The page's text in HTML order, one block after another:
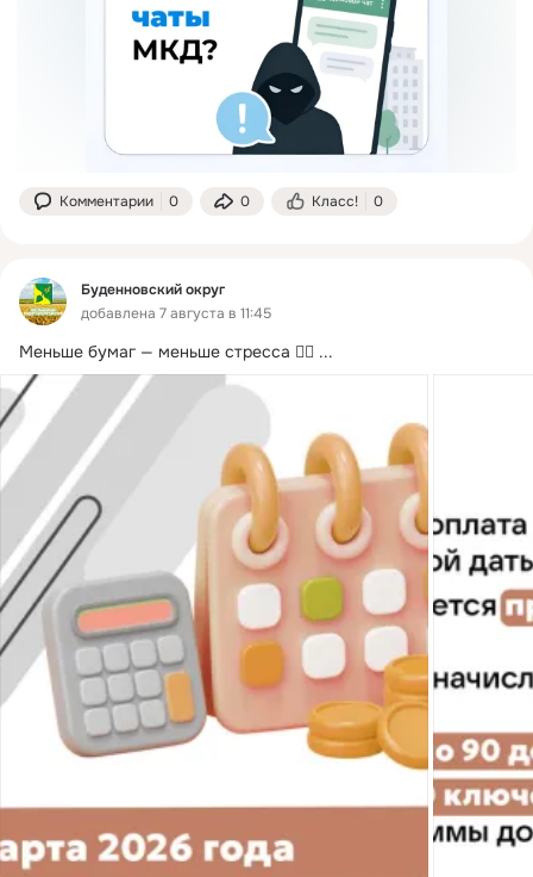
Комментарии 0 0 Класс! 0
Буденновский округ
добавлена 7 августа в 11:45
Меньше бумаг — меньше стресса 🧘‍♂️ ...